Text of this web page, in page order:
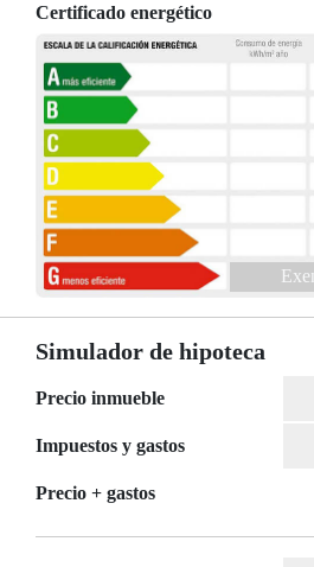
Certificado energético
Simulador de hipoteca
Precio inmueble
Impuestos y gastos
Precio + gastos